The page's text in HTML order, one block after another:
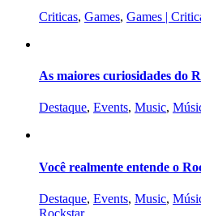
Criticas, Games, Games |
As maiores curiosidades do
Destaque, Events, Music,
Você realmente entende o
Destaque, Events, Music,
Rockstar